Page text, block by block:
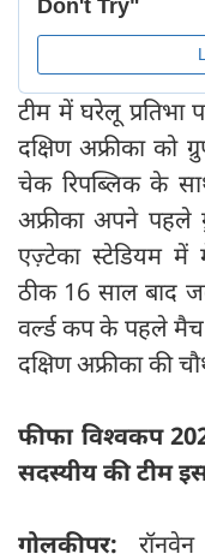
टीम में घरेलू प्रतिभा
दक्षिण अफ्रीका को
चेक रिपब्लिक के
अफ्रीका अपने पहले
एज़्टेका स्टेडियम में
ठीक 16 साल बाद
वर्ल्ड कप के पहले मैच
दक्षिण अफ्रीका की
फीफा विश्वकप
सदस्यीय की टीम
गोलकीपर: